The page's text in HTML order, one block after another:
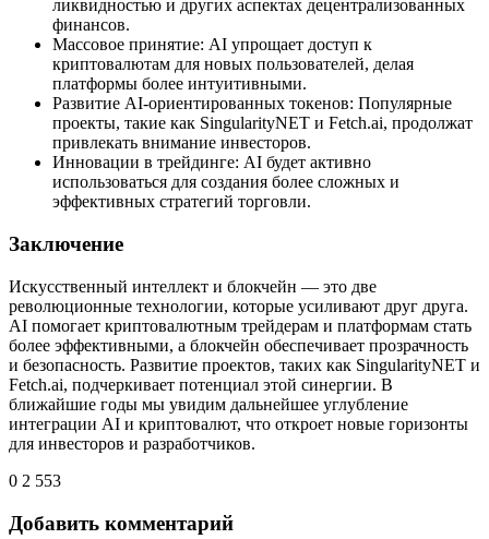
ликвидностью и других аспектах децентрализованных
финансов.
Массовое принятие: AI упрощает доступ к
криптовалютам для новых пользователей, делая
платформы более интуитивными.
Развитие AI-ориентированных токенов: Популярные
проекты, такие как SingularityNET и Fetch.ai, продолжат
привлекать внимание инвесторов.
Инновации в трейдинге: AI будет активно
использоваться для создания более сложных и
эффективных стратегий торговли.
Заключение
Искусственный интеллект и блокчейн — это две
революционные технологии, которые усиливают друг друга.
AI помогает криптовалютным трейдерам и платформам стать
более эффективными, а блокчейн обеспечивает прозрачность
и безопасность. Развитие проектов, таких как SingularityNET и
Fetch.ai, подчеркивает потенциал этой синергии. В
ближайшие годы мы увидим дальнейшее углубление
интеграции AI и криптовалют, что откроет новые горизонты
для инвесторов и разработчиков.
0 2 553
Добавить комментарий